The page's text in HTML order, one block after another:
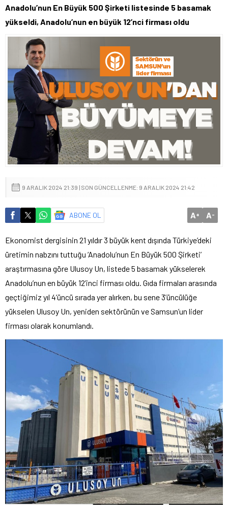
Anadolu’nun En Büyük 500 Şirketi listesinde 5 basamak
yükseldi, Anadolu’nun en büyük 12’nci firması oldu
9 ARALIK 2024 21:39 | SON GÜNCELLENME: 9 ARALIK 2024 21:42
ABONE OL A+ A-
Ekonomist dergisinin 21 yıldır 3 büyük kent dışında Türkiye’deki
üretimin nabzını tuttuğu ‘Anadolu’nun En Büyük 500 Şirketi’
araştırmasına göre Ulusoy Un, listede 5 basamak yükselerek
Anadolu’nun en büyük 12’inci firması oldu. Gıda firmaları arasında
geçtiğimiz yıl 4’üncü sırada yer alırken, bu sene 3’üncülüğe
yükselen Ulusoy Un, yeniden sektörünün ve Samsun’un lider
firması olarak konumlandı.